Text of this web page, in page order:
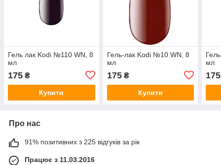
Гель лак Kodi №110 WN, 8
мл
175 ₴
Купити
Гель-лак Kodi №10 WN, 8
мл
175₴
Купити
мл
175
Про нас
91% позитивних з 225 відгуків за рік
Працює з 11.03.2016